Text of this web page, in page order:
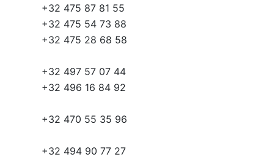
+32 475 87 81 55
+32 475 54 73 88
+32 475 28 68 58
+32 497 57 07 44
+32 496 16 84 92
+32 470 55 35 96
+32 494 90 77 27